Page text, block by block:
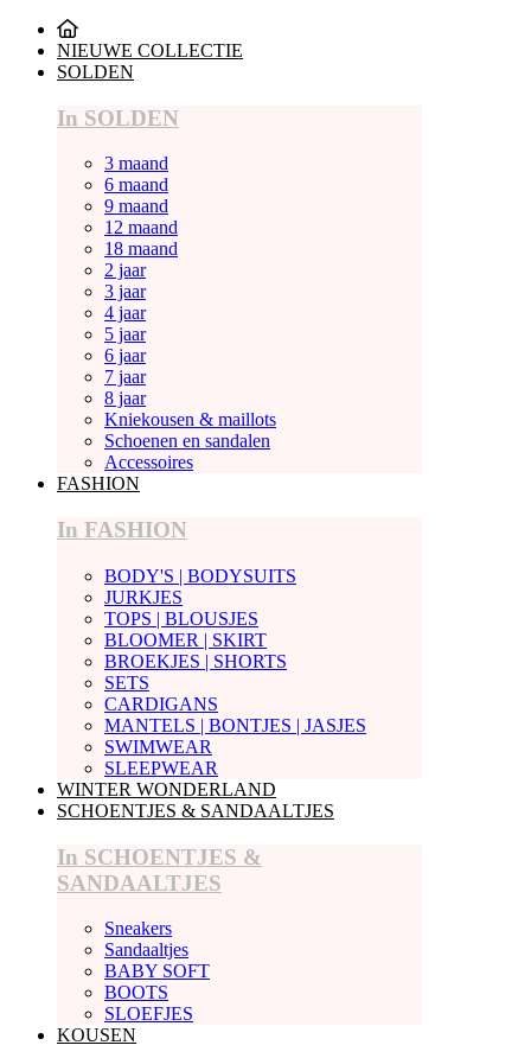
NIEUWE COLLECTIE
SOLDEN
In SOLDEN
3 maand
6 maand
9 maand
12 maand
18 maand
2 jaar
3 jaar
4 jaar
5 jaar
6 jaar
7 jaar
8 jaar
Kniekousen & maillots
Schoenen en sandalen
Accessoires
FASHION
In FASHION
BODY'S | BODYSUITS
JURKJES
TOPS | BLOUSJES
BLOOMER | SKIRT
BROEKJES | SHORTS
SETS
CARDIGANS
MANTELS | BONTJES | JASJES
SWIMWEAR
SLEEPWEAR
WINTER WONDERLAND
SCHOENTJES & SANDAALTJES
In SCHOENTJES &
SANDAALTJES
Sneakers
Sandaaltjes
BABY SOFT
BOOTS
SLOEFJES
KOUSEN